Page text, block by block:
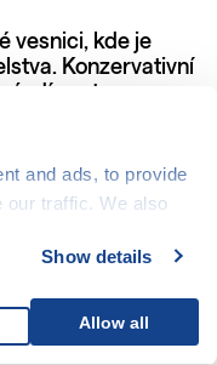
and ads, to provide
our traffic. We also
who may
use of their
Show details
Allow all
vesnici, kde je
Konzervativní
cestu se svou